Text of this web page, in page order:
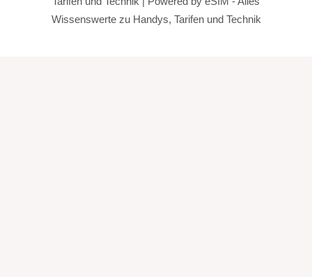
Wissenswerte zu Handys, Tarifen und Technik